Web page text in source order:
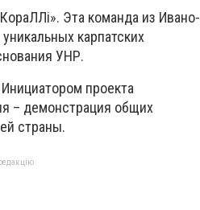
Эта команда из Ивано-
карпатских
УНР.
проекта
– демонстрация общих
страны.